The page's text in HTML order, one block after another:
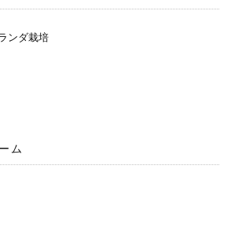
ンダ栽培
ム